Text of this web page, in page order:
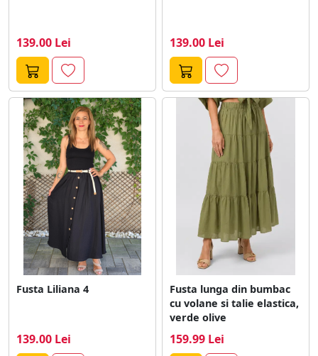
139.00 Lei 139.00 Lei
Fusta Liliana 4
139.00 Lei
Fusta lunga din bumbac
cu volane si talie elastica,
verde olive
159.99 Lei